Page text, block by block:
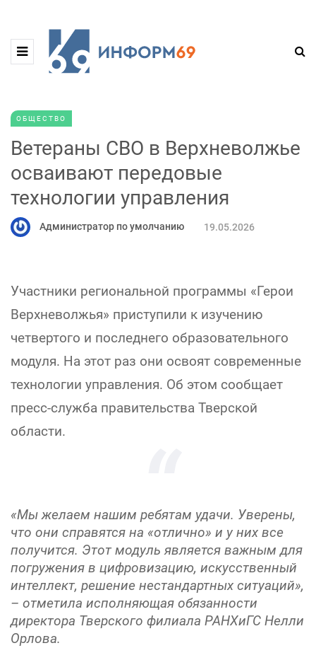
ОБЩЕСТВО
Ветераны СВО в Верхневолжье
осваивают передовые
технологии управления
Администратор по умолчанию 19.05.2026
Участники региональной программы «Герои
Верхневолжья» приступили к изучению
четвертого и последнего образовательного
модуля. На этот раз они освоят современные
технологии управления. Об этом сообщает
пресс-служба правительства Тверской
области.
«Мы желаем нашим ребятам удачи. Уверены,
что они справятся на «отлично» и у них все
получится. Этот модуль является важным для
погружения в цифровизацию, искусственный
интеллект, решение нестандартных ситуаций»,
– отметила исполняющая обязанности
директора Тверского филиала РАНХиГС Нелли
Орлова.